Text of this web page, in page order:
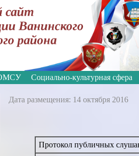
слабовидящих:
Социально-культурная сфера
Дата размещения: 14 октября 2016
Протокол публичных